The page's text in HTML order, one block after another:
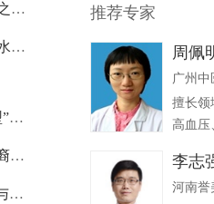
核废水等于核污水？仅一字之差到底有哪些区别呢？
日本核污水排海，关于核污水的危害究竟有多大？
多酚水凝胶研究的“金字塔型”正向演化历程及逆向设计思路
JAMA ：伐尼克兰用于非洲裔美国成年人戒烟
Br J D:斑秃患者的身份认同与心理困扰
推荐专家
周佩
广州中
擅长领
高血压
痛、呼
痛、关
李志
河南誉